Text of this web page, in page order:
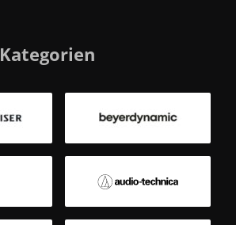
Kategorien